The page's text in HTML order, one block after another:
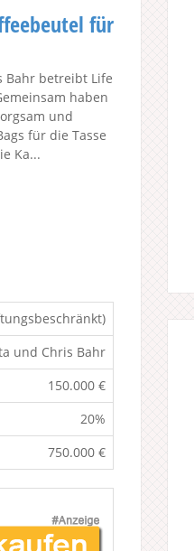
für
Bahr betreibt Life
haben
und
für die Tasse
Ka...
und Chris Bahr
150.000 €
20%
750.000 €